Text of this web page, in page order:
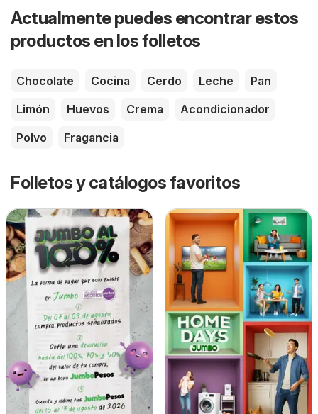
Actualmente puedes encontrar estos
productos en los folletos
Chocolate Cocina Cerdo Leche
Pan
Limón
Huevos Crema
Acondicionador
Polvo
Fragancia
Folletos y catálogos favoritos